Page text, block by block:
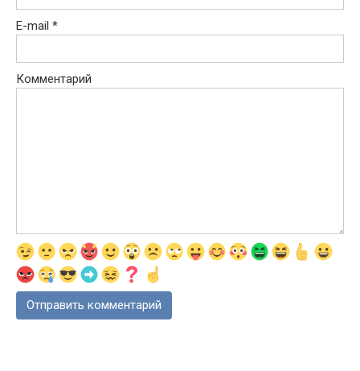
E-mail *
Комментарий